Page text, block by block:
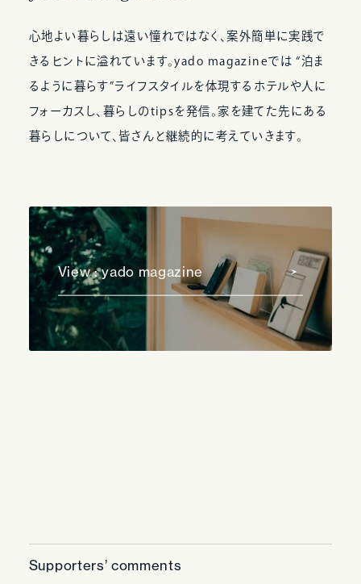
心地よい暮らしは遠い憧れではなく、案外簡単に実践で
きるヒントに溢れています。yado magazineでは “泊ま
るように暮らす”ライフスタイルを体現するホテルや人に
フォーカスし、暮らしのtipsを発信。家を建てた先にある
暮らしについて、皆さんと継続的に考えていきます。
View : yado magazine
Supporters’ comments